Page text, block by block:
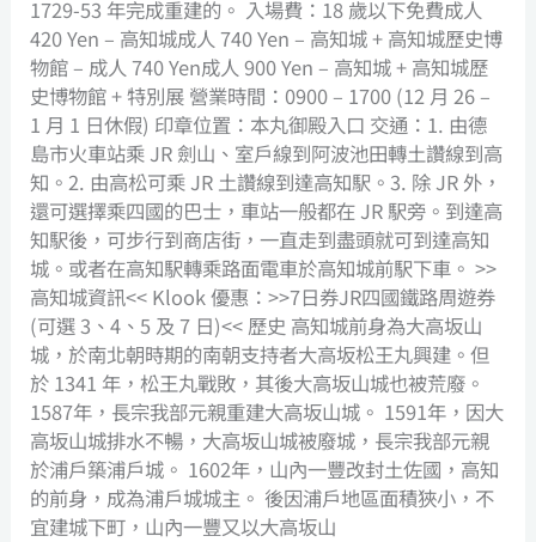
1729-53 年完成重建的。 入場費：18 歲以下免費成人
420 Yen – 高知城成人 740 Yen – 高知城 + 高知城歷史博
物館 – 成人 740 Yen成人 900 Yen – 高知城 + 高知城歷
史博物館 + 特別展 營業時間：0900 – 1700 (12 月 26 –
1 月 1 日休假) 印章位置：本丸御殿入口 交通：1. 由德
島市火車站乘 JR 劍山、室戶線到阿波池田轉土讚線到高
知。2. 由高松可乘 JR 土讚線到達高知駅。3. 除 JR 外，
還可選擇乘四國的巴士，車站一般都在 JR 駅旁。到達高
知駅後，可步行到商店街，一直走到盡頭就可到達高知
城。或者在高知駅轉乘路面電車於高知城前駅下車。 >>
高知城資訊<< Klook 優惠：>>7日券JR四國鐵路周遊券
(可選 3、4、5 及 7 日)<< 歷史 高知城前身為大高坂山
城，於南北朝時期的南朝支持者大高坂松王丸興建。但
於 1341 年，松王丸戰敗，其後大高坂山城也被荒廢。
1587年，長宗我部元親重建大高坂山城。 1591年，因大
高坂山城排水不暢，大高坂山城被廢城，長宗我部元親
於浦戶築浦戶城。 1602年，山內一豐改封土佐國，高知
的前身，成為浦戶城城主。 後因浦戶地區面積狹小，不
宜建城下町，山內一豐又以大高坂山